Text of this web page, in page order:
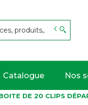
Catalogue Nos
DE 20 CLIPS